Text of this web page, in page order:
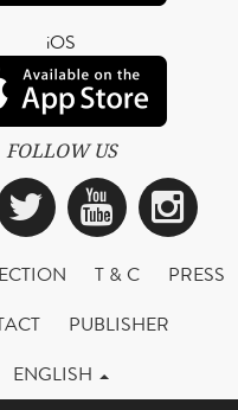
iOS
FOLLOW US
Twitter
T & C
PRESS
PUBLISHER
ENGLISH